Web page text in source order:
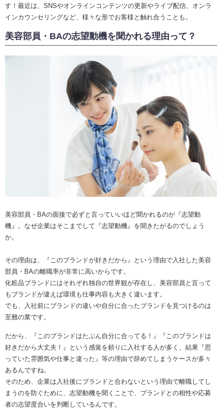
す！最近は、SNSやオンラインコンテンツの更新やライブ配信、オンラ
インカウンセリングなど、様々な形でお客様と触れ合うことも。
美容部員・BAの志望動機を聞かれる理由って？
美容部員・BAの面接で必ずと言っていいほど聞かれるのが『志望動
機』。なぜ企業はそこまでして『志望動機』を聞きたがるのでしょう
か。
その理由は、『このブランドが好きだから』という理由で入社した美容
部員・BAの離職率が非常に高いからです。
化粧品ブランドにはそれぞれ独自の世界観が存在し、美容部員と言って
もブランドが違えば環境も仕事内容も大きく違います。
でも、入社前にブランドの違いや自分に合ったブランドを見つけるのは
至難の業です。
だから、『このブランドはたぶん自分に合ってる！』『このブランドは
好きだから大丈夫！』という感覚を頼りに入社する人が多く、結果『思
っていた雰囲気や仕事と違った』等の理由で辞めてしまうケースが多々
あるんですね。
そのため、企業は入社後にブランドと合わないという理由で離職してし
まうのを防ぐために、志望動機を聞くことで、ブランドとの相性や応募
者の志望度合いを判断しているんです。